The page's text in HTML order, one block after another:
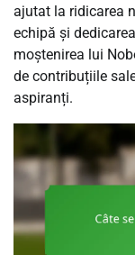
ajutat la ridicarea
echipă și
moștenirea lui
de contribuțiile
aspiranți.